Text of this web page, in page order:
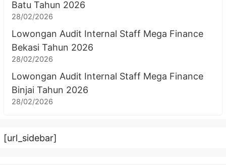
Batu Tahun 2026
28/02/2026
Lowongan Audit Internal Staff Mega Finance
Bekasi Tahun 2026
28/02/2026
Lowongan Audit Internal Staff Mega Finance
Binjai Tahun 2026
28/02/2026
[url_sidebar]